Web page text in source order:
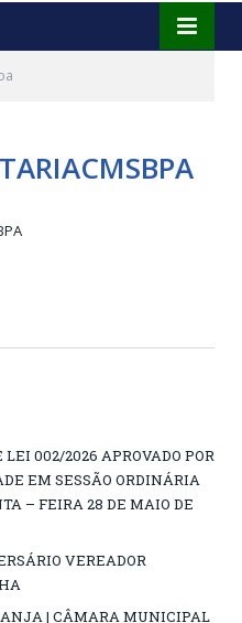
LEI 002/2026 APROVADO POR
EM SESSÃO ORDINÁRIA
– FEIRA 28 DE MAIO DE
VEREADOR
| CÂMARA MUNICIPAL